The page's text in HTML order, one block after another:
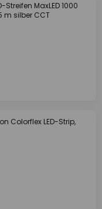
Streifen MaxLED 1000
m silber CCT
Colorflex LED-Strip,